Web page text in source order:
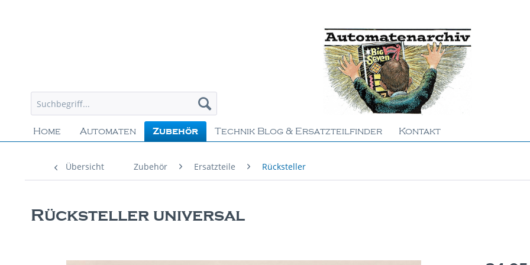
Home Automaten Zubehör Technik Blog & Ersatzteilfinder Kontakt
Übersicht Zubehör Ersatzteile Rücksteller
Rücksteller universal